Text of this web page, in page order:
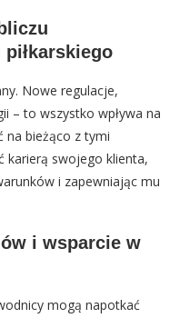
Nowe regulacje,
– to wszystko wpływa na
na bieżąco z tymi
karierą swojego klienta,
i zapewniając mu
i wsparcie w
mogą napotkać